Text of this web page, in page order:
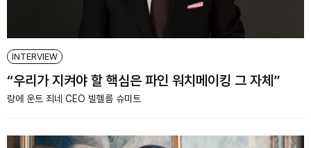
INTERVIEW
“우리가 지켜야 할 핵심은 파인 워치메이킹 그 자체”
랑에 운트 죄네 CEO 빌헬름 슈미트